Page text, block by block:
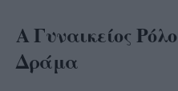
Α Γυναικείος
Δράμα